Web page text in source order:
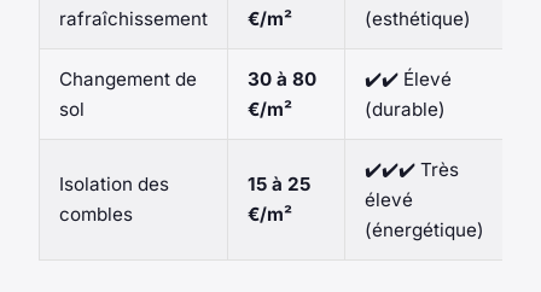
rafraîchissement
€/m²
(esthétique)
Changement de
sol
30 à 80
€/m²
✔️✔️ Élevé
(durable)
Isolation des
combles
15 à 25
€/m²
✔️✔️✔️ Très
élevé
(énergétique)